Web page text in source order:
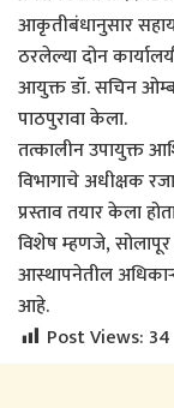
आकृतीबंधानुसार
ठरलेल्या दोन
आयुक्त डॉ. सचिन
पाठपुरावा केला.
तत्कालीन उपायुक्त
विभागाचे अधीक्षक
प्रस्ताव तयार केला
विशेष म्हणजे, सोलापूर
आस्थापनेतील
आहे.
Post Views:34